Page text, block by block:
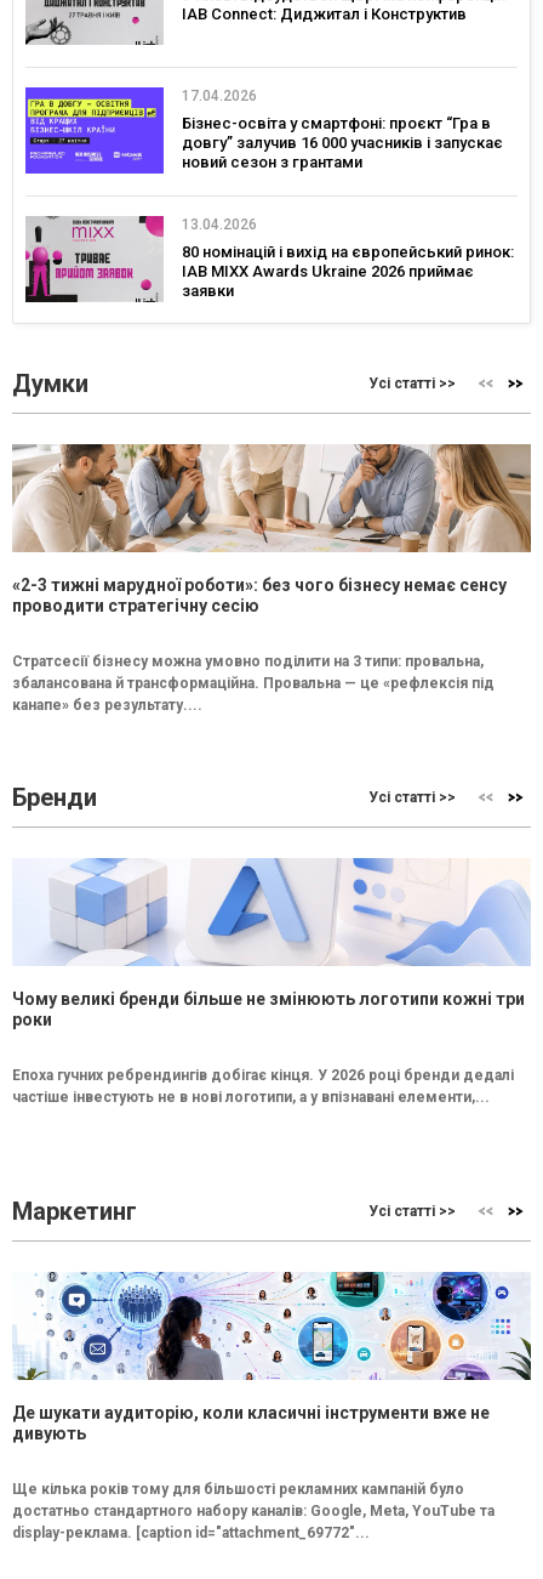
IAB Connect: Диджитал і Конструктив
17.04.2026
Бізнес-освіта у смартфоні: проєкт “Гра в
довгу” залучив 16 000 учасників і запускає
новий сезон з грантами
13.04.2026
80 номінацій і вихід на європейський ринок:
IAB MIXX Awards Ukraine 2026 приймає
заявки
Думки Усі статті >>
«2-3 тижні марудної роботи»: без чого бізнесу немає сенсу
проводити стратегічну сесію
Стратсесії бізнесу можна умовно поділити на 3 типи: провальна,
збалансована й трансформаційна. Провальна — це «рефлексія під
канапе» без результату....
Бренди Усі статті >>
Чому великі бренди більше не змінюють логотипи кожні три
роки
Епоха гучних ребрендингів добігає кінця. У 2026 році бренди дедалі
частіше інвестують не в нові логотипи, а у впізнавані елементи,...
Маркетинг Усі статті >>
Де шукати аудиторію, коли класичні інструменти вже не
дивують
Ще кілька років тому для більшості рекламних кампаній було
достатньо стандартного набору каналів: Google, Meta, YouTube та
display-реклама. [caption id="attachment_69772"...